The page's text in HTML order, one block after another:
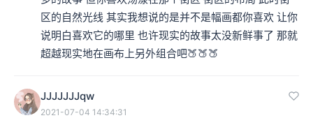
本集编辑：李兔
区的自然光线 其实我想说的是并不是幅画都你喜欢 让你
说明白喜欢它的哪里 也许现实的故事太没新鲜事了 那就
超越现实地在画布上另外组合吧🍑🍑🍑
JJJJJJJqw
2021-07-04 14:34:31